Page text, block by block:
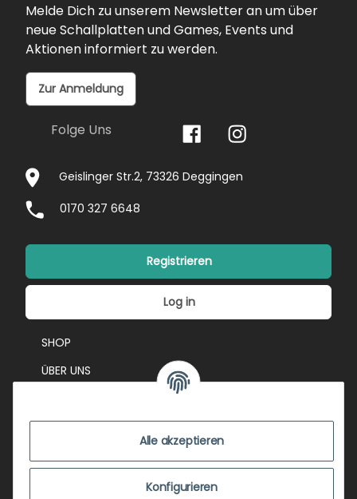
Alle akzeptieren
Konfigurieren
Melde Dich zu unserem Newsletter an um über
neue Schallplatten und Games, Events und
Aktionen informiert zu werden.
Zur Anmeldung
Folge Uns
Geislinger Str.2, 73326 Deggingen
0170 327 6648
Registrieren
Log in
SHOP
ÜBER UNS